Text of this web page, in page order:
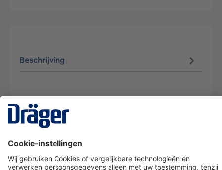
Beschrijving